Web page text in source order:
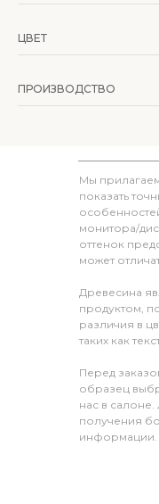
ЦВЕТ
ПРОИЗВОДСТВО
Мы
показать
монитора/
оттенок
может
Древесина
продуктом,
различия в
таких как
Перед
образец
нас в салоне.
получения
информации.